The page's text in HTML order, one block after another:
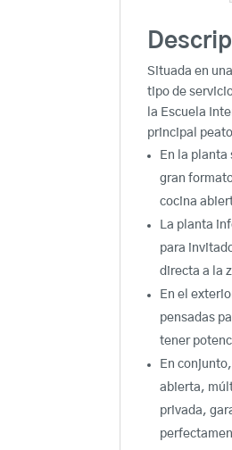
Situada en
tipo de
la Escuela
principal
En la planta
gran
cocina
La planta
para
directa a la
En el
pensadas
tener
En
abierta,
privada,